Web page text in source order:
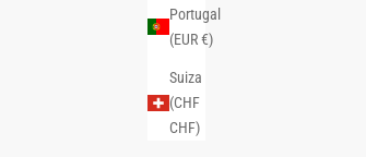
Portugal
(EUR €)
Suiza
(CHF
CHF)